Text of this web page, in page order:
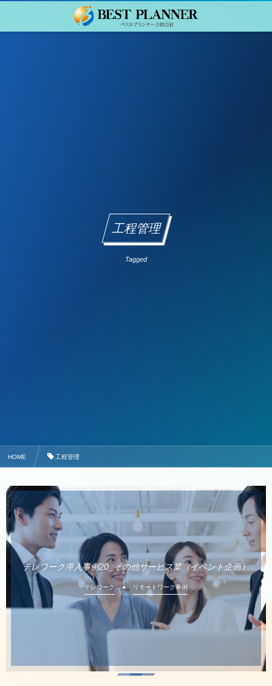
工程管理
Tagged
HOME 工程管理
テレワーク導入事例20_その他サービス業（イベント企画）
テレワーク リモートワーク事例